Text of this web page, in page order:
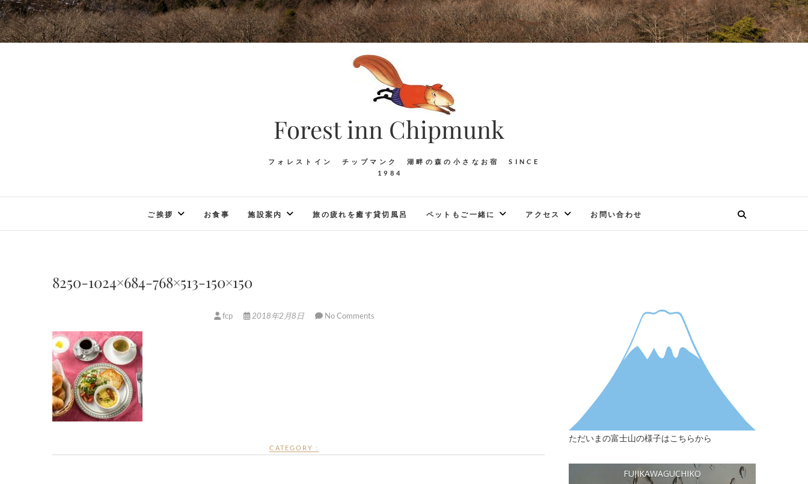
Forest inn Chipmunk
フォレストイン チップマンク 湖畔の森の小さなお宿 SINCE
1984
ご挨拶 お食事 施設案内 旅の疲れを癒す貸切風呂 ペットもご一緒に アクセス お問い合わせ
8250-1024×684-768×513-150×150
fcp 2018年2月8日 No Comments
CATEGORY :
ただいまの富士山の様子はこちらから
FUJIKAWAGUCHIKO